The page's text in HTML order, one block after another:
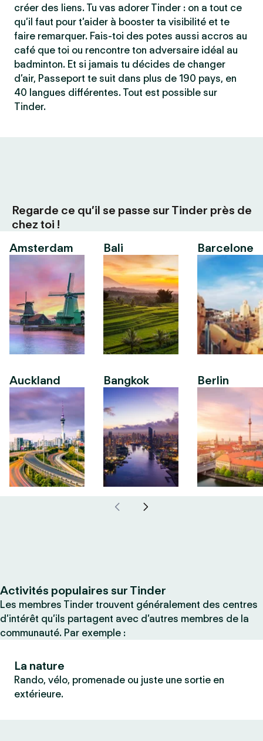
créer des liens. Tu vas adorer Tinder : on a tout ce
qu’il faut pour t’aider à booster ta visibilité et te
faire remarquer. Fais-toi des potes aussi accros au
café que toi ou rencontre ton adversaire idéal au
badminton. Et si jamais tu décides de changer
d’air, Passeport te suit dans plus de 190 pays, en
40 langues différentes. Tout est possible sur
Tinder.
Regarde ce qu’il se passe sur Tinder près de
chez toi !
Amsterdam
Auckland
Bali
Bangkok
Barcelone
Berlin
Activités populaires sur Tinder
Les membres Tinder trouvent généralement des centres
d’intérêt qu’ils partagent avec d’autres membres de la
communauté. Par exemple :
La nature
Rando, vélo, promenade ou juste une sortie en
extérieure.